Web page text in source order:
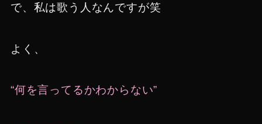
で、私は歌う人なんですが笑
よく、
“何を言ってるかわからない”